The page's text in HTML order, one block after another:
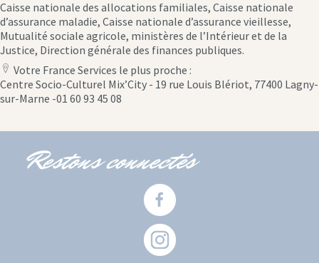
Caisse nationale des allocations familiales, Caisse nationale
d’assurance maladie, Caisse nationale d’assurance vieillesse,
Mutualité sociale agricole, ministères de l’Intérieur et de la
Justice, Direction générale des finances publiques.
location
icon
Votre France Services le plus proche :
Centre Socio-Culturel Mix’City - 19 rue Louis Blériot, 77400 Lagny-
sur-Marne -01 60 93 45 08
Restons connectés